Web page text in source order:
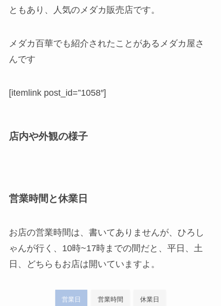
ともあり、人気のメダカ販売店です。
メダカ百華でも紹介されたことがあるメダカ屋さ
んです
[itemlink post_id=”1058″]
店内や外観の様子
営業時間と休業日
お店の営業時間は、書いてありませんが、ひろし
ゃんが行く、10時~17時までの間だと、平日、土
日、どちらもお店は開いていますよ。
営業日 営業時間 休業日